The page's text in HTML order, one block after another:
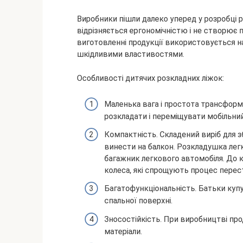
Виробники пішли далеко уперед у розробці
відрізняється ергономічністю і не
виготовленні продукції використовується
шкідливими властивостями.
Особливості дитячих розкладних ліжок:
Маленька вага і простота
розкладати і переміщувати
Компактність. Складений виріб для
винести на балкон. Розкладушка
багажник легкового автомобіля. До
колеса, які спрощують процес
Багатофункціональність. Батьки
спальної поверхні.
Зносостійкість. При виробництві
матеріали.